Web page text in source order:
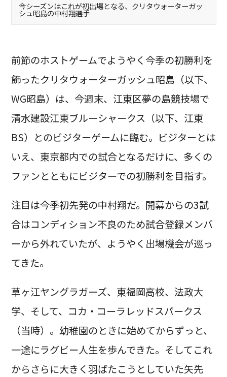
今シーズンはこれが初出場となる、クリタウォーターガッ
シュ昭島の中村翔選手
前節のホストゲームでようやく今季の初勝利を
飾ったクリタウォーターガッシュ昭島（以下、
WG昭島）は、今週末、江東区夢の島競技場で
清水建設江東ブルーシャークス（以下、江東
BS）とのビジターゲームに臨む。ビジターとは
いえ、東京都内での試合となるだけに、多くの
ファンとともにビジターでの初勝利を目指す。
注目は今季初先発の中村翔だ。開幕からの3試
合はコンディション不良のため試合登録メンバ
ーから外れていたが、ようやく出場機会が巡っ
てきた。
草ヶ江ヤングラガーズ、東福岡高校、法政大
学、そして、コカ・コーラレッドスパークス
（当時）。幼稚園のときに始めてからずっと、
一途にラグビー人生を歩んできた。そしてこれ
からさらに大きく羽ばたこうとしていた矢先